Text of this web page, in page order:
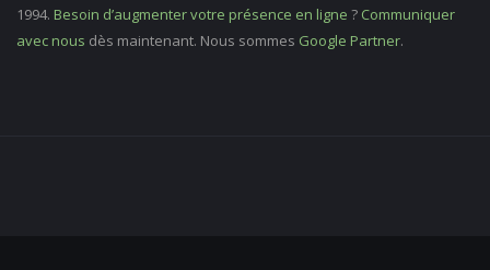
1994. Besoin d’augmenter votre présence en ligne ? Communiquer
avec nous dès maintenant. Nous sommes Google Partner.